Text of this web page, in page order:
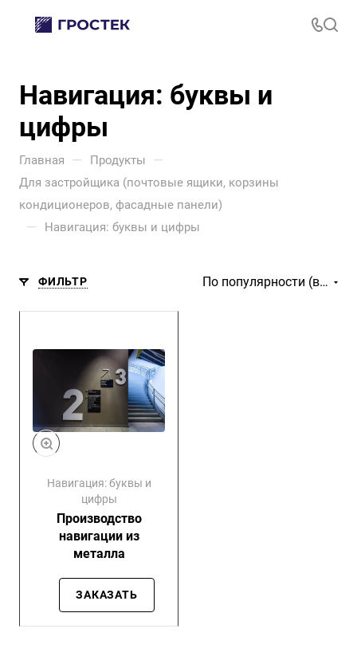
Навигация: буквы и
цифры
Главная — Продукты —
Для застройщика (почтовые ящики, корзины
кондиционеров, фасадные панели)
— Навигация: буквы и цифры
ФИЛЬТР По популярности (возрастание)
Навигация: буквы и
цифры
Производство
навигации из
металла
ЗАКАЗАТЬ